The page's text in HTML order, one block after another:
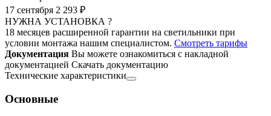
17 сентября 2 293 ₽
НУЖНА УСТАНОВКА ?
18 месяцев расширенной гарантии на светильники при
условии монтажа нашим специалистом. Смотреть тарифы
Документация Вы можете ознакомиться с накладной
документацией Скачать документацию
Технические характеристики
Основные